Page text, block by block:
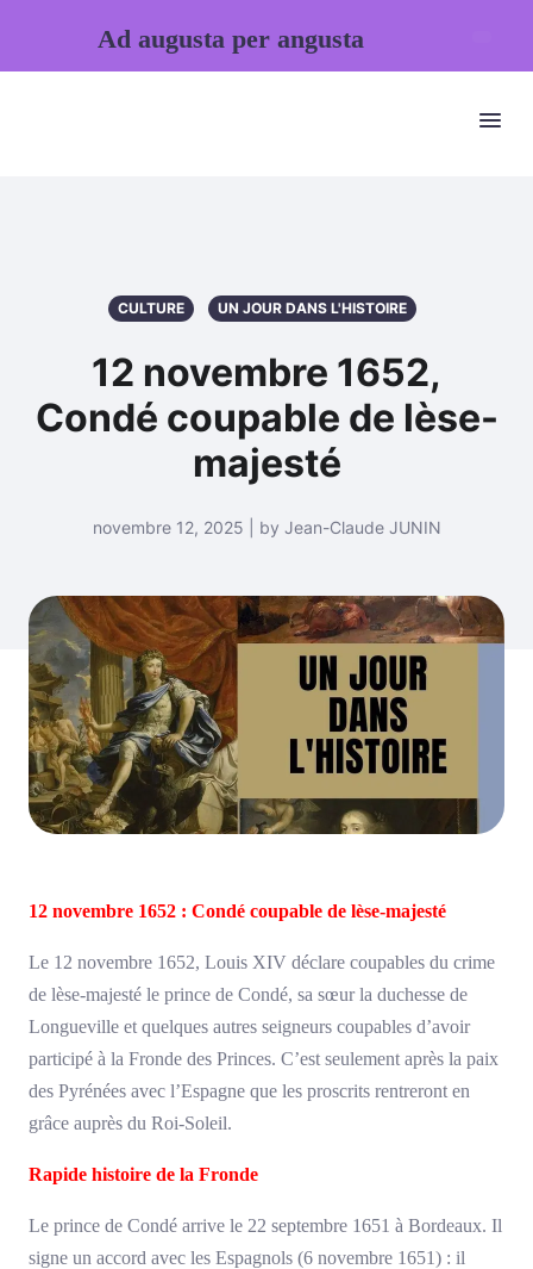
CULTURE UN JOUR DANS L'HISTOIRE
12 novembre 1652,
Condé coupable de lèse-
majesté
novembre 12, 2025 | by Jean-Claude JUNIN
12 novembre 1652 : Condé coupable de lèse-majesté
Le 12 novembre 1652, Louis XIV déclare coupables du crime
de lèse-majesté le prince de Condé, sa sœur la duchesse de
Longueville et quelques autres seigneurs coupables d’avoir
participé à la Fronde des Princes. C’est seulement après la paix
des Pyrénées avec l’Espagne que les proscrits rentreront en
grâce auprès du Roi-Soleil.
Rapide histoire de la Fronde
Le prince de Condé arrive le 22 septembre 1651 à Bordeaux. Il
signe un accord avec les Espagnols (6 novembre 1651) : il
Ad augusta per angusta